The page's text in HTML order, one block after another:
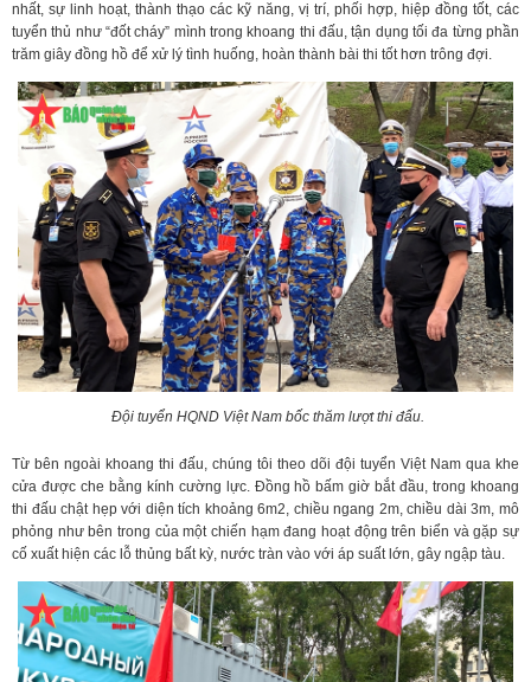
nhất, sự linh hoạt, thành thạo các kỹ năng, vị trí, phối hợp, hiệp đồng tốt, các
tuyển thủ như “đốt cháy” mình trong khoang thi đấu, tận dụng tối đa từng phần
trăm giây đồng hồ để xử lý tình huống, hoàn thành bài thi tốt hơn trông đợi.
Đội tuyển HQND Việt Nam bốc thăm lượt thi đấu.
Từ bên ngoài khoang thi đấu, chúng tôi theo dõi đội tuyển Việt Nam qua khe
cửa được che bằng kính cường lực. Đồng hồ bấm giờ bắt đầu, trong khoang
thi đấu chật hẹp với diện tích khoảng 6m2, chiều ngang 2m, chiều dài 3m, mô
phỏng như bên trong của một chiến hạm đang hoạt động trên biển và gặp sự
cố xuất hiện các lỗ thủng bất kỳ, nước tràn vào với áp suất lớn, gây ngập tàu.